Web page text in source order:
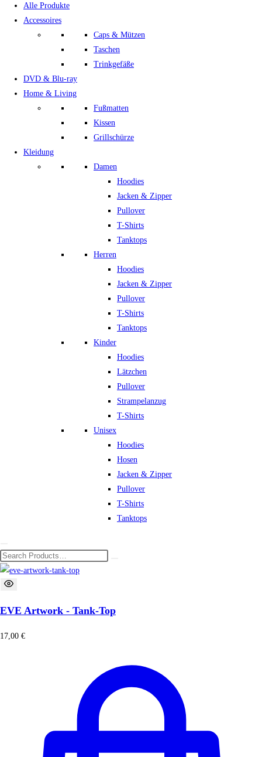
Alle Produkte
Accessoires
Caps & Mützen
Taschen
Trinkgefäße
DVD & Blu-ray
Home & Living
Fußmatten
Kissen
Grillschürze
Kleidung
Damen
Hoodies
Jacken & Zipper
Pullover
T-Shirts
Tanktops
Herren
Hoodies
Jacken & Zipper
Pullover
T-Shirts
Tanktops
Kinder
Hoodies
Lätzchen
Pullover
Strampelanzug
T-Shirts
Unisex
Hoodies
Hosen
Jacken & Zipper
Pullover
T-Shirts
Tanktops
EVE Artwork - Tank-Top
17,00 €